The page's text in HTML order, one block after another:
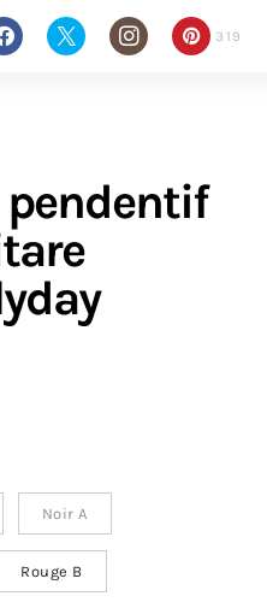
319
pendentif
€ à 15 €
Noir A
Rouge B